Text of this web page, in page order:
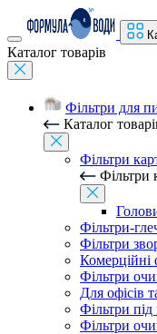
Каталог товарів
Фільтри для
Каталог
Фільтри
Фільтри
Фільтри-
Фільтри
Комерційні
Фільтри
Для офісів
Фільтри
Фільтри